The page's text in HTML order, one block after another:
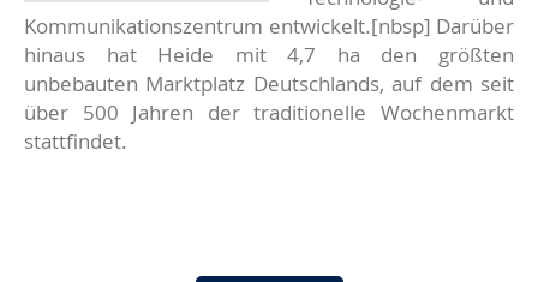
Kommunikationszentrum entwickelt.[nbsp] Darüber
hinaus hat Heide mit 4,7 ha den größten
unbebauten Marktplatz Deutschlands, auf dem seit
über 500 Jahren der traditionelle Wochenmarkt
stattfindet.